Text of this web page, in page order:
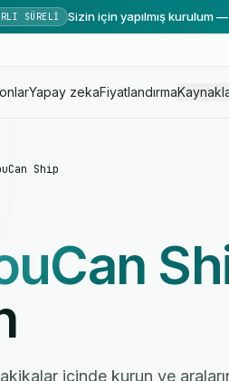
SÜRELI Sizin için yapılmış kurulum
Yapay zekaFiyatlandırma
Ship
içinde kurun ve